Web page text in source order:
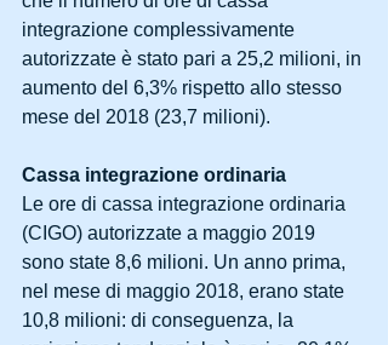
integrazione complessivamente
autorizzate è stato pari a 25,2 milioni, in
aumento del 6,3% rispetto allo stesso
mese del 2018 (23,7 milioni).
Cassa integrazione ordinaria
Le ore di cassa integrazione ordinaria
(CIGO) autorizzate a maggio 2019
sono state 8,6 milioni. Un anno prima,
nel mese di maggio 2018, erano state
10,8 milioni: di conseguenza, la